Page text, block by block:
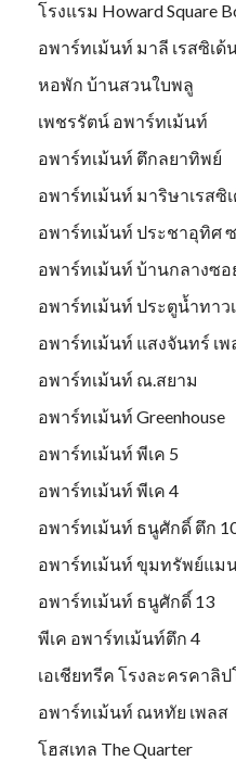
โรงแรม Howard Square
อพาร์ทเม้นท์ มาลี เรสซิเด้
หอพัก บ้านสวนใบพลู
เพชรรัตน์ อพาร์ทเม้นท์
อพาร์ทเม้นท์ ตึกลยาทิพย์
อพาร์ทเม้นท์ มาริษาเรสซิ
อพาร์ทเม้นท์ ประชาอุทิศ
อพาร์ทเม้นท์ บ้านกลางซอ
อพาร์ทเม้นท์ ประตูน้ำทาว
อพาร์ทเม้นท์ แสงจันทร์ เพ
อพาร์ทเม้นท์ ณ.สยาม
อพาร์ทเม้นท์ Greenhouse
อพาร์ทเม้นท์ พีเค 5
อพาร์ทเม้นท์ พีเค 4
อพาร์ทเม้นท์ ธนูศักดิ์ ตึก
อพาร์ทเม้นท์ ขุมทรัพย์แม
อพาร์ทเม้นท์ ธนูศักดิ์ 13
พีเค อพาร์ทเม้นท์ตึก 4
เอเชียทรีค โรงละครคาลิป
อพาร์ทเม้นท์ ณหทัย เพลส
โฮสเทล The Quarter